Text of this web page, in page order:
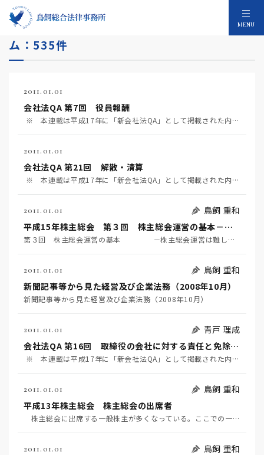
MENU
内部統制システム・コンプライアンスのコラ
ム：535件
2011.01.01
会社法QA 第7回 役員報酬
※ 本連載は平成17年に「新会社法QA」として掲載された内容です。その後の改正はこちらをご覧くださ…
2011.01.01
会社法QA 第21回 解散・清算
※ 本連載は平成17年に「新会社法QA」として掲載された内容です。その後の改正はこちらをご覧くださ…
2011.01.01
鳥飼 重和
平成15年株主総会 第３回 株主総会運営の基本－株主総会運営は難しくない
第３回 株主総会運営の基本 －株主総会運営は難しくない 株主総会の運営を難しく考えることは…
2011.01.01
鳥飼 重和
新聞記事等から見た経営及び企業法務（2008年10月）
新聞記事等から見た経営及び企業法務（2008年10月）
2011.01.01
青戸 理成
会社法QA 第16回 取締役の会社に対する責任と免除制度
※ 本連載は平成17年に「新会社法QA」として掲載された内容です。その後の改正はこちらをご覧くださ…
2011.01.01
鳥飼 重和
平成13年株主総会 株主総会の出席者
株主総会に出席する一般株主が多くなっている。ここでの一般株主は、特殊株主でないという消極的意味で使…
2011.01.01
鳥飼 重和